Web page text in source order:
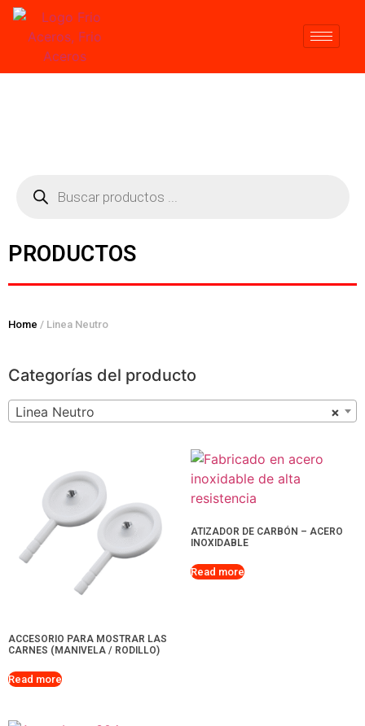
PRODUCTOS
Home / Linea Neutro
Categorías del producto
×
Linea Neutro
ACCESORIO PARA MOSTRAR LAS
CARNES (MANIVELA / RODILLO)
Read more
ATIZADOR DE CARBÓN – ACERO
INOXIDABLE
Read more